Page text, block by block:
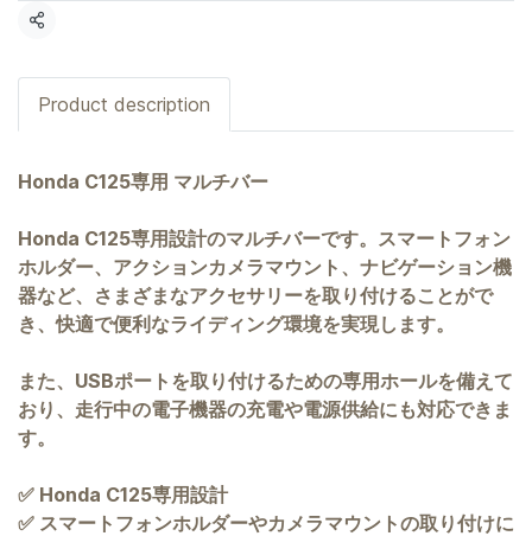
共有
Product description
Honda C125専用 マルチバー
Honda C125専用設計のマルチバーです。スマートフォン
ホルダー、アクションカメラマウント、ナビゲーション機
器など、さまざまなアクセサリーを取り付けることがで
き、快適で便利なライディング環境を実現します。
また、USBポートを取り付けるための専用ホールを備えて
おり、走行中の電子機器の充電や電源供給にも対応できま
す。
✅ Honda C125専用設計
✅ スマートフォンホルダーやカメラマウントの取り付けに